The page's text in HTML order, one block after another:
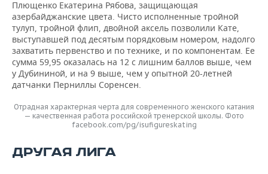
Плющенко Екатерина Рябова, защищающая
азербайджанские цвета. Чисто исполненные тройной
тулуп, тройной флип, двойной аксель позволили Кате,
выступавшей под десятым порядковым номером, надолго
захватить первенство и по технике, и по компонентам. Ее
сумма 59,95 оказалась на 12 с лишним баллов выше, чем
у Дубининой, и на 9 выше, чем у опытной 20-летней
датчанки Перниллы Соренсен.
Отрадная характерная черта для современного женского катания
— качественная работа российской тренерской школы. Фото
facebook.com/pg/isufigureskating
ДРУГАЯ ЛИГА